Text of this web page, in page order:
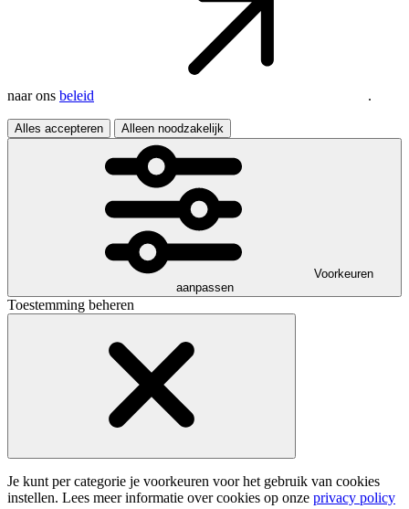
naar ons beleid .
Alles accepteren Alleen noodzakelijk
Voorkeuren
aanpassen
Toestemming beheren
Je kunt per categorie je voorkeuren voor het gebruik van cookies
instellen. Lees meer informatie over cookies op onze privacy policy